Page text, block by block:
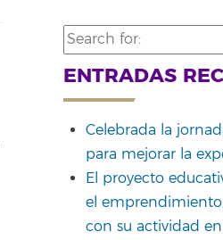
Search
for:
ENTRADAS
Celebrada la
para mejorar la
El proyecto
el
con su actividad